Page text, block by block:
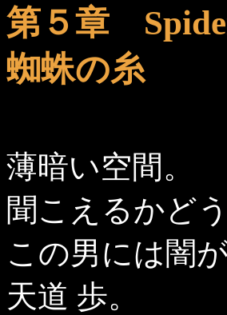
第５章
蜘蛛の糸
薄暗い空間。
聞こえるかど
この男には闇
天道 歩。